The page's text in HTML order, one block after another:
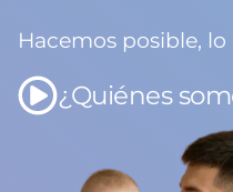
Hacemos posible,
¿Quiénes